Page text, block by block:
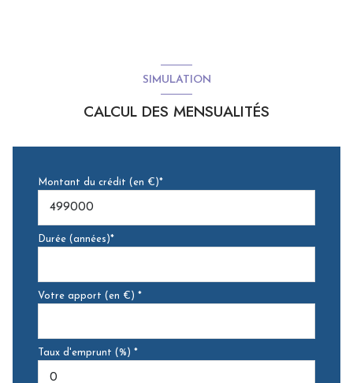
SIMULATION
CALCUL DES MENSUALITÉS
Montant du crédit (en €)*
Durée (années)*
Votre apport (en €) *
Taux d'emprunt (%) *